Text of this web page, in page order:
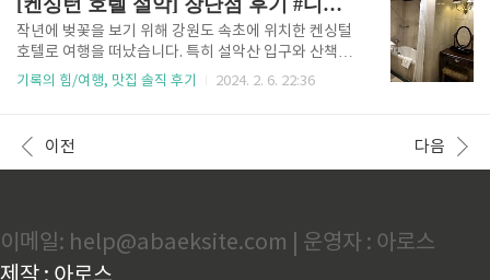
수..
트 2. 숙소 외관 및 내관 모습2-1. 숙소 외관2-2. 숙소 내
부 3. 솔직한 이용 후기(장점과 단점)3-1. 와니광동호
텔 장점3-2. 와니광동호텔 단점 4. 숙소이용 시 대중교
통 및 공항 교통편4-1. 지하철 이용 시4-2. 공항 교통
편 5. 숙소이용 시 참고사항 1. 더 와니 광동호텔 예약
다 Agoda, 총 1,185,427원..
[켄싱턴 호텔 설악] 장단점 후기 #디럭스 패밀리트윈 #강원도 속초 벚꽃 터널
작년에 벚꽃을 보기 위해 강원도 속초에 위치한 켄싱털
호텔로 여행을 떠났습니다. 특히 설악산 입구와 산책로
에 벚꽃이 너무 예쁘게 피어있어서 꼭 다시 가고 싶은
자세히 알려드릴게요. 목차 1. 켄싱턴 호텔 설악 방문 계
기 2. 켄싱턴 호텔 설악(Kensingtom hotel Seorak)
디럭스 패밀리 트윈 예약 링크(최저가) 4. 켄싱턴 설악
주변 명소(벚꽃 터널 소개) 1. 켄싱턴 호텔 설악 방문 계
기록의 힘/여행, 맛집 솔직 후기 2024. 2. 6. 22:36
이전 다음
이메일: help@abaeksite.com | 운영자 : 아로스